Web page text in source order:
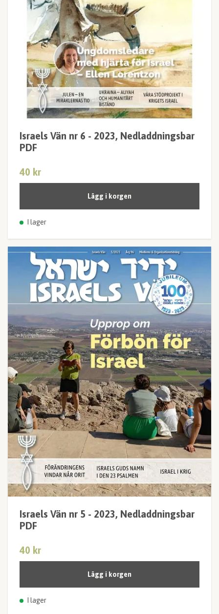
Israels Vän nr 6 - 2023, Nedladdningsbar
PDF
40 kr
Lägg i korgen
I lager
Israels Vän nr 5 - 2023, Nedladdningsbar
PDF
40 kr
Lägg i korgen
I lager